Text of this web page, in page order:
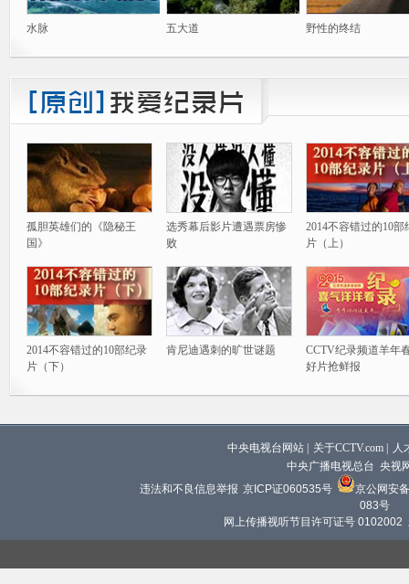
水脉 五大道 野性的终结
孤胆英雄们的《隐秘王
国》
选秀幕后影片遭遇票房惨
败
2014不容错过的10部
片（上）
2014不容错过的10部纪录
片（下）
肯尼迪遇刺的旷世谜题
CCTV纪录频道羊年
好片抢鲜报
中央电视台网站 关于CCTV.com
人
中央广播电视总台 央视
违法和不良信息举报 京ICP证060535号
京公网安
083号
网上传播视听节目许可证号